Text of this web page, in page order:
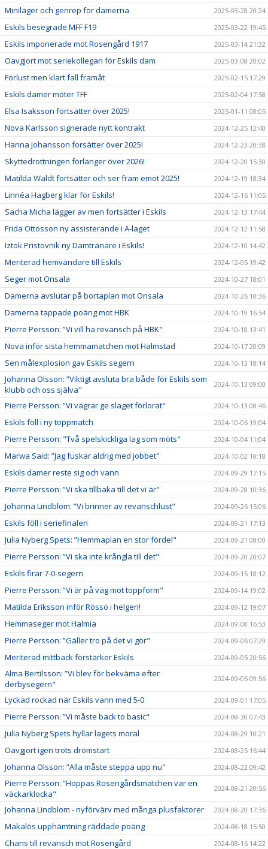
Miniläger och genrep för damerna 2025-03-28 20:24
Eskils besegrade MFF F19 2025-03-22 19:45
Eskils imponerade mot Rosengård 1917 2025-03-14 21:32
Oavgjort mot seriekollegan för Eskils dam 2025-03-08 20:02
Förlust men klart fall framåt 2025-02-15 17:29
Eskils damer möter TFF 2025-02-04 17:58
Elsa Isaksson fortsätter över 2025! 2025-01-11 08:05
Nova Karlsson signerade nytt kontrakt 2024-12-25 12:40
Hanna Johansson forsätter över 2025! 2024-12-23 20:38
Skyttedrottningen förlänger över 2026! 2024-12-20 15:30
Matilda Waldt fortsätter och ser fram emot 2025! 2024-12-19 18:34
Linnéa Hagberg klar för Eskils! 2024-12-16 11:05
Sacha Micha lägger av men fortsätter i Eskils 2024-12-13 17:44
Frida Ottosson ny assisterande i A-laget 2024-12-12 11:58
Iztok Pristovnik ny Damtränare i Eskils! 2024-12-10 14:42
Meriterad hemvändare till Eskils 2024-12-05 19:42
Seger mot Onsala 2024-10-27 18:01
Damerna avslutar på bortaplan mot Onsala 2024-10-26 10:36
Damerna tappade poäng mot HBK 2024-10-19 16:54
Pierre Persson: ”Vi vill ha revansch på HBK" 2024-10-18 13:41
Nova inför sista hemmamatchen mot Halmstad 2024-10-17 20:09
Sen målexplosion gav Eskils segern 2024-10-13 18:14
Johanna Olsson: ”Viktigt avsluta bra både för Eskils som
klubb och oss själva"
2024-10-13 09:00
Pierre Persson: ”Vi vägrar ge slaget förlorat" 2024-10-13 08:46
Eskils föll i ny toppmatch 2024-10-06 19:04
Pierre Persson: "Två spelskickliga lag som möts" 2024-10-04 11:04
Marwa Said: ”Jag fuskar aldrig med jobbet" 2024-10-02 10:18
Eskils damer reste sig och vann 2024-09-29 17:15
Pierre Persson: ”Vi ska tillbaka till det vi är" 2024-09-28 10:36
Johanna Lindblom: ”Vi brinner av revanschlust" 2024-09-26 15:06
Eskils föll i seriefinalen 2024-09-21 17:13
Julia Nyberg Spets: ”Hemmaplan en stor fördel" 2024-09-21 08:00
Pierre Persson: ”Vi ska inte krångla till det" 2024-09-20 20:07
Eskils firar 7-0-segern 2024-09-15 18:12
Pierre Persson: ”Vi är på väg mot toppform" 2024-09-14 19:02
Matilda Eriksson inför Rössö i helgen! 2024-09-12 19:07
Hemmaseger mot Halmia 2024-09-08 16:53
Pierre Persson: ”Gäller tro på det vi gör" 2024-09-06 07:29
Meriterad mittback förstärker Eskils 2024-09-05 20:56
Alma Bertilsson: ”Vi blev för bekväma efter
derbysegern"
2024-09-05 09:56
Lyckad rockad när Eskils vann med 5-0 2024-09-01 17:05
Pierre Persson: ”Vi måste back to basic" 2024-08-30 07:43
Julia Nyberg Spets hyllar lagets moral 2024-08-29 10:21
Oavgjort igen trots drömstart 2024-08-25 16:44
Johanna Olsson: ”Alla måste steppa upp nu" 2024-08-22 09:42
Pierre Persson: ”Hoppas Rosengårdsmatchen var en
väckarklocka"
2024-08-21 20:56
Johanna Lindblom - nyförvärv med många plusfaktorer 2024-08-20 17:36
Makalös upphämtning räddade poäng 2024-08-18 15:50
Chans till revansch mot Rosengård 2024-08-16 14:22